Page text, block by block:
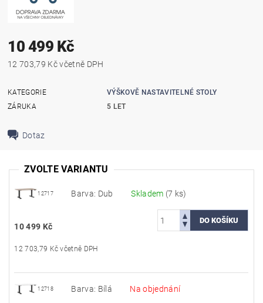
10 499 Kč
12 703,79 Kč včetně DPH
KATEGORIE
VÝŠKOVĚ NASTAVITELNÉ STOLY
ZÁRUKA
5 LET
Dotaz
ZVOLTE VARIANTU
12717 Barva: Dub Skladem (7 ks)
10 499 Kč
12 703,79 Kč včetně DPH
12718 Barva: Bílá Na objednání